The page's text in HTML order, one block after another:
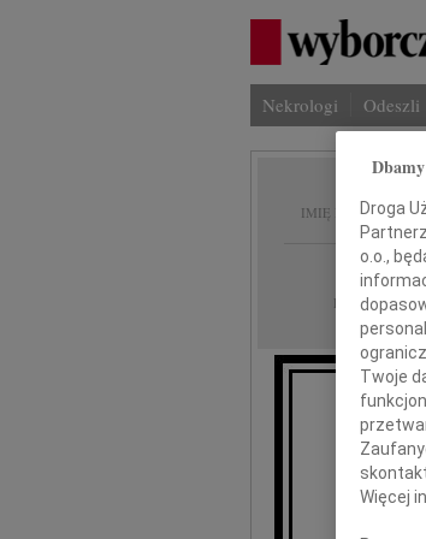
Nekrologi Odeszli
IMIĘ I NAZWISKO:
REGION:
DATA EMISJI:
Droga
o.o.,
Twoje
Więcej